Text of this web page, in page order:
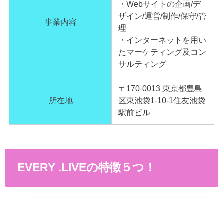
事業内容
・Webサイトの企画/デ
ザイン/運営/制作/保守/管
理
・インターネットを用い
たマーケティング及コン
サルティング
所在地
〒170-0013 東京都豊島
区東池袋1-10-1住友池袋
駅前ビル
EVERY .LIVEの特徴５つ！